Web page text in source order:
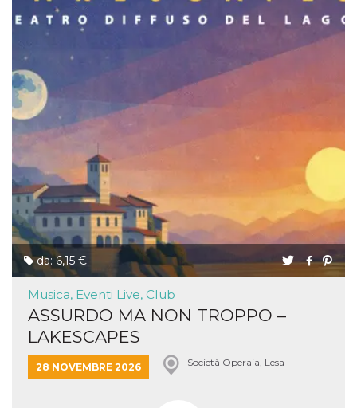
da: 6,15 €
Musica, Eventi Live, Club
ASSURDO MA NON TROPPO –
LAKESCAPES
28 NOVEMBRE 2026 Società Operaia, Lesa